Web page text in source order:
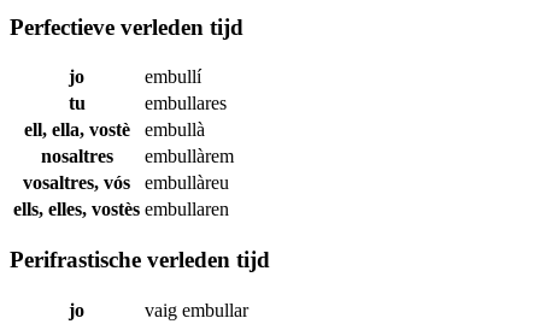
Perfectieve verleden tijd
jo
embullí
tu
embullares
ell, ella, vostè
embullà
nosaltres
embullàrem
vosaltres, vós
embullàreu
ells, elles, vostès embullaren
Perifrastische verleden tijd
jo vaig embullar